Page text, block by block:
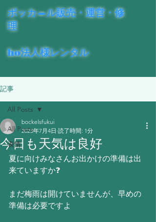
​ポッカ―ル販売・運営・修
理
ho法人様レンタル
記事
All Posts
表情
All Posts
今日も天気は良好
bockelsfukui
2023年7月4日 読了時間: 1分
夏に向けみなさんお出かけの準備は出
来ていますか❓
まだ梅雨は開けていませんが、早めの
準備は必要ですよ